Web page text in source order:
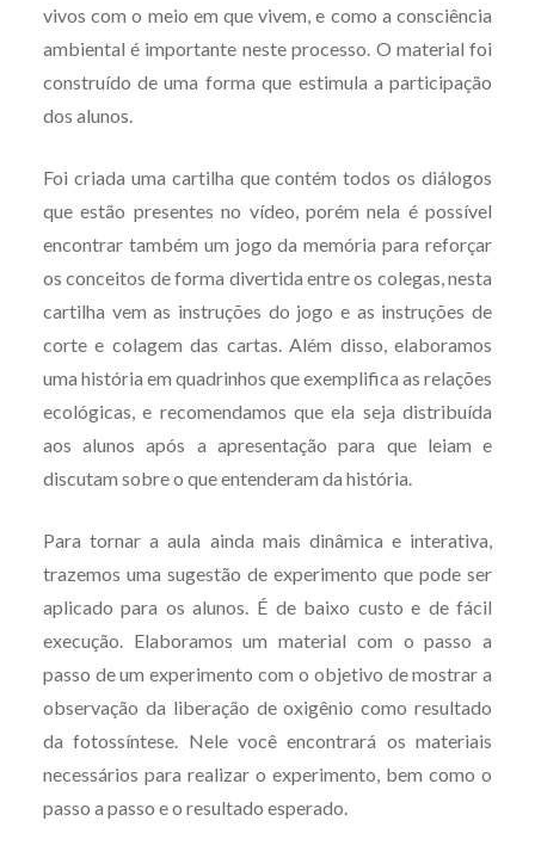
vivos com o meio em que vivem, e como a consciência
ambiental é importante neste processo. O material foi
construído de uma forma que estimula a participação
dos alunos.
Foi criada uma cartilha que contém todos os diálogos
que estão presentes no vídeo, porém nela é possível
encontrar também um jogo da memória para reforçar
os conceitos de forma divertida entre os colegas, nesta
cartilha vem as instruções do jogo e as instruções de
corte e colagem das cartas. Além disso, elaboramos
uma história em quadrinhos que exemplifica as relações
ecológicas, e recomendamos que ela seja distribuída
aos alunos após a apresentação para que leiam e
discutam sobre o que entenderam da história.
Para tornar a aula ainda mais dinâmica e interativa,
trazemos uma sugestão de experimento que pode ser
aplicado para os alunos. É de baixo custo e de fácil
execução. Elaboramos um material com o passo a
passo de um experimento com o objetivo de mostrar a
observação da liberação de oxigênio como resultado
da fotossíntese. Nele você encontrará os materiais
necessários para realizar o experimento, bem como o
passo a passo e o resultado esperado.